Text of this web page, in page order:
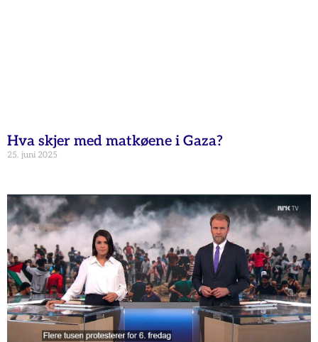
Hva skjer med matkøene i Gaza?
25. juni 2025